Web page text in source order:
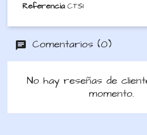
Referencia CTS1
Comentarios (0)
No hay reseñas de
momento.